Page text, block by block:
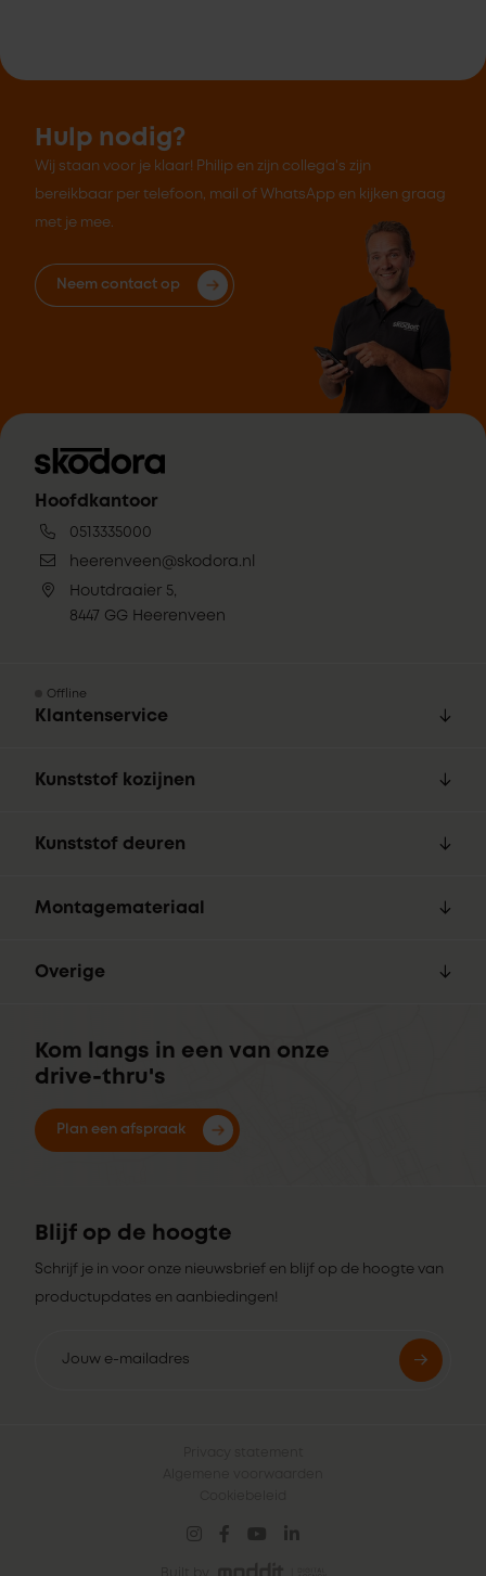
Hulp nodig?
Wij staan voor je klaar! Philip en zijn collega's zijn
bereikbaar per telefoon, mail of WhatsApp en kijken graag
met je mee.
Neem contact op
Hoofdkantoor
0513335000
heerenveen@skodora.nl
Houtdraaier 5,
8447 GG Heerenveen
Offline
Klantenservice
Kunststof kozijnen
Kunststof deuren
Montagemateriaal
Overige
Kom langs in een van onze
drive-thru's
Plan een afspraak
Blijf op de hoogte
Schrijf je in voor onze nieuwsbrief en blijf op de hoogte van
productupdates en aanbiedingen!